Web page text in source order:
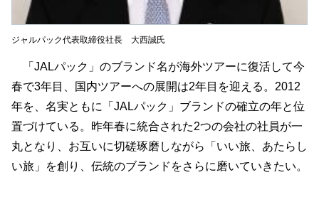
ジャルパック代表取締役社長 大西誠氏
「JALパック」のブランド名が海外ツアーに復活して今
春で3年目、国内ツアーへの展開は2年目を迎える。2012
年を、名実ともに「JALパック」ブランドの確立の年と位
置づけている。昨年春に統合された2つの会社の社員が一
丸となり、お互いに切磋琢磨しながら「いい旅、あたらし
い旅」を創り、伝統のブランドをさらに磨いていきたい。